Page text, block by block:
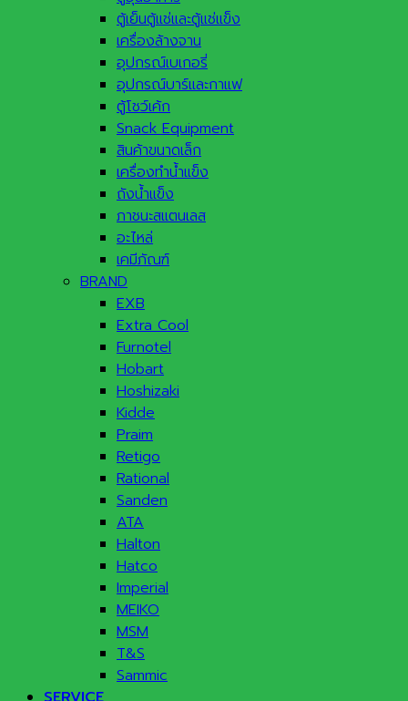
ตู้เย็นตู้แช่และตู้แช่แข็ง
เครื่องล้างจาน
อุปกรณ์เบเกอรี่
อุปกรณ์บาร์และกาแฟ
ตู้โชว์เค้ก
Snack Equipment
สินค้าขนาดเล็ก
เครื่องทำน้ำแข็ง
ถังน้ำแข็ง
ภาชนะสแตนเลส
อะไหล่
เคมีภัณฑ์
BRAND
EXB
Extra Cool
Furnotel
Hobart
Hoshizaki
Kidde
Praim
Retigo
Rational
Sanden
ATA
Halton
Hatco
Imperial
MEIKO
MSM
T&S
Sammic